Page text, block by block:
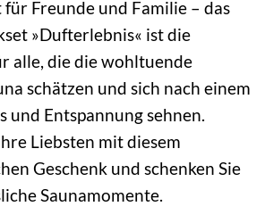
Freunde und Familie – das
»Dufterlebnis« ist die
alle, die die wohltuende
schätzen und sich nach einem
und Entspannung sehnen.
Liebsten mit diesem
Geschenk und schenken Sie
Saunamomente.